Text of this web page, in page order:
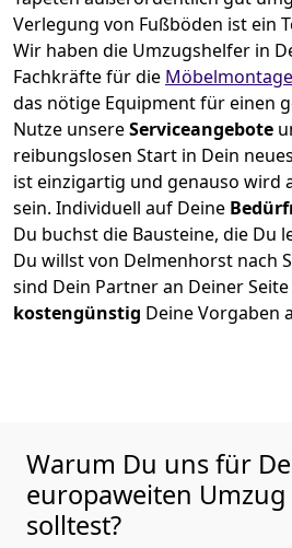
Verlegung von Fußböden ist ein
Wir haben die Umzugshelfer in
Fachkräfte für die Möbelmontage
das nötige Equipment für einen
Nutze unsereServiceangebote
reibungslosen Start in Dein
ist einzigartig und genauso wird
sein. Individuell auf Deine
Du buchst die Bausteine, die Du
Du willst von Delmenhorst nach
sind Dein Partner an Deiner
kostengünstig Deine Vorgaben
Warum Du uns für
europaweiten
solltest?